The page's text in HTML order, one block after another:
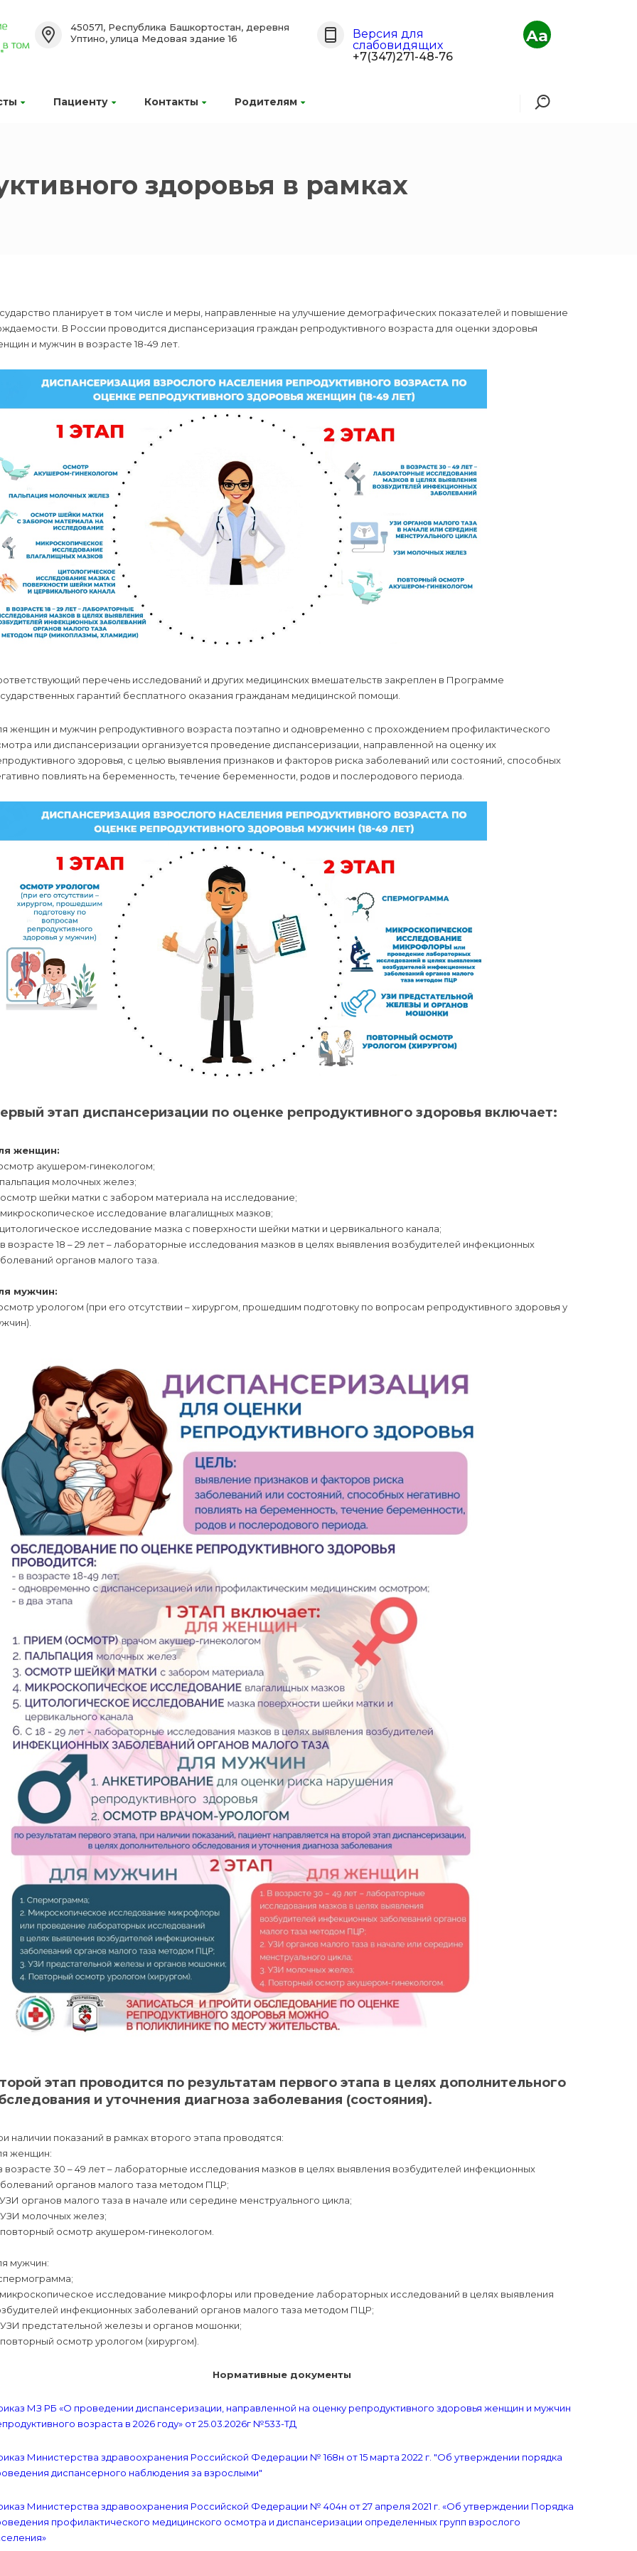
Пациенту Контакты Родителям
450571, Республика Башкортостан, деревня
Уптино, улица Медовая здание 16
Версия для
слабовидящих
+7(347)271-48-76
Aa
здоровья в рамках
планирует в том числе и меры, направленные на улучшение демографических показателей и повышение
В России проводится диспансеризация граждан репродуктивного возраста для оценки здоровья
и мужчин в возрасте 18-49 лет.
перечень исследований и других медицинских вмешательств закреплен в Программе
гарантий бесплатного оказания гражданам медицинской помощи.
женщин и мужчин репродуктивного возраста поэтапно и одновременно с прохождением профилактического
или диспансеризации организуется проведение диспансеризации, направленной на оценку их
здоровья, с целью выявления признаков и факторов риска заболеваний или состояний, способных
повлиять на беременность, течение беременности, родов и послеродового периода.
этап диспансеризации по оценке репродуктивного здоровья включает:
женщин:
акушером-гинекологом;
молочных желез;
шейки матки с забором материала на исследование;
исследование влагалищных мазков;
исследование мазка с поверхности шейки матки и цервикального канала;
в возрасте 18 – 29 лет – лабораторные исследования мазков в целях выявления возбудителей инфекционных
органов малого таза.
мужчин:
урологом (при его отсутствии – хирургом, прошедшим подготовку по вопросам репродуктивного здоровья у
этап проводится по результатам первого этапа в целях дополнительного
и уточнения диагноза заболевания (состояния).
наличии показаний в рамках второго этапа проводятся:
женщин:
возрасте 30 – 49 лет – лабораторные исследования мазков в целях выявления возбудителей инфекционных
органов малого таза методом ПЦР;
органов малого таза в начале или середине менструального цикла;
молочных желез;
осмотр акушером-гинекологом.
мужчин:
исследование микрофлоры или проведение лабораторных исследований в целях выявления
инфекционных заболеваний органов малого таза методом ПЦР;
предстательной железы и органов мошонки;
осмотр урологом (хирургом).
Нормативные документы
МЗ РБ «О проведении диспансеризации, направленной на оценку репродуктивного здоровья женщин и мужчин
возраста в 2026 году» от 25.03.2026г №533-ТД
Министерства здравоохранения Российской Федерации № 168н от 15 марта 2022 г. "Об утверждении порядка
диспансерного наблюдения за взрослыми"
Министерства здравоохранения Российской Федерации № 404н от 27 апреля 2021 г. «Об утверждении Порядка
профилактического медицинского осмотра и диспансеризации определенных групп взрослого